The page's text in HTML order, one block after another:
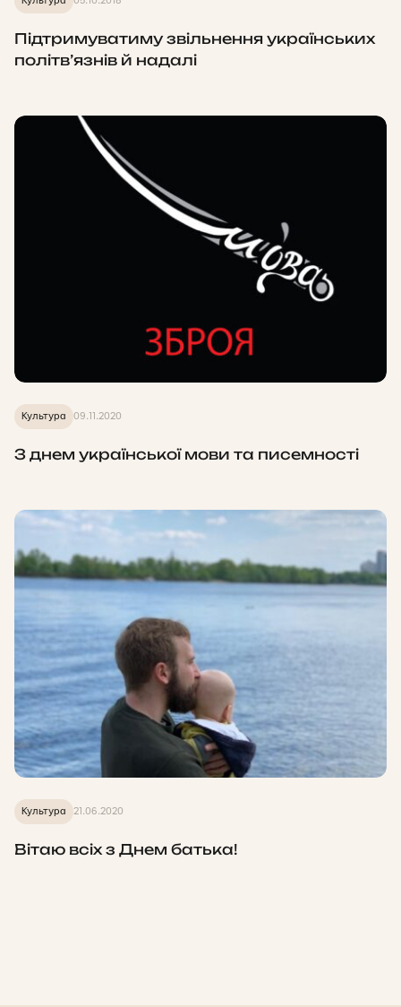
Підтримуватиму звільнення українських
політв’язнів й надалі
Культура 09.11.2020
З днем української мови та писемності
Культура 21.06.2020
Вітаю всіх з Днем батька!